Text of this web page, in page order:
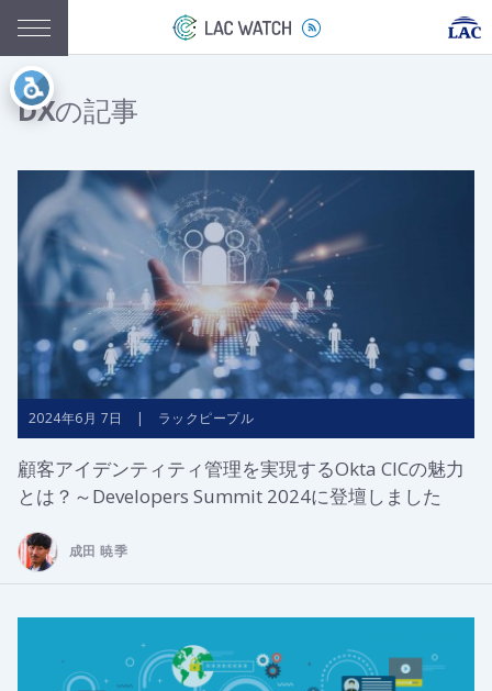
DXの記事
2024年6月 7日 | ラックピープル
顧客アイデンティティ管理を実現するOkta CICの魅力
とは？～Developers Summit 2024に登壇しました
成田 暁季